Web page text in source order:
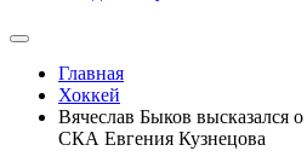
Главная
Хоккей
Вячеслав Быков высказался
СКА Евгения Кузнецова